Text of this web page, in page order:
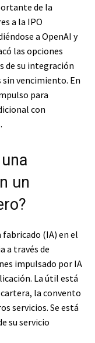
de la
a la IPO
a OpenAI y
las opciones
de su integración
vencimiento. En
para
con
un
(IA) en el
a través de
impulsado por IA
La útil está
la convento
servicios. Se está
su servicio